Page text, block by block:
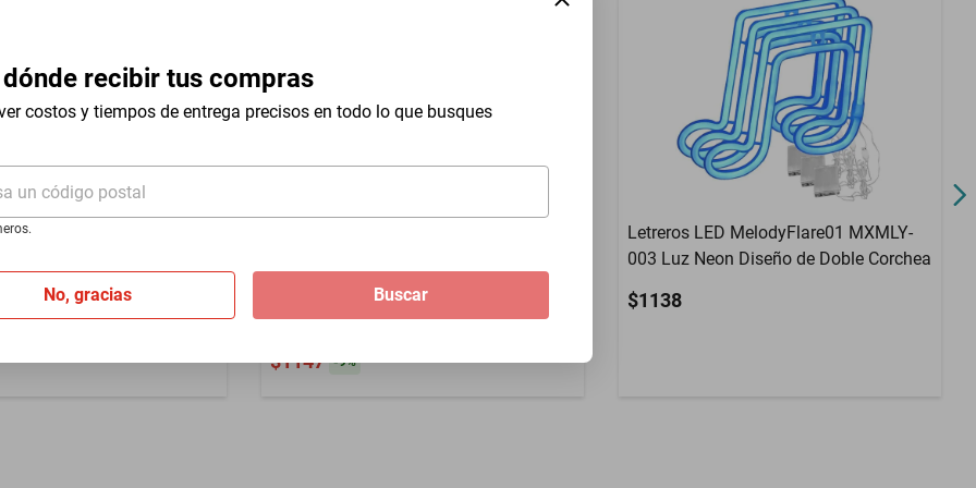
dónde recibir tus compras
costos y tiempos de entrega precisos en todo lo que busques
un código postal
No, gracias Buscar
por Defectos de
Vintage Cityluz Rubí
tocar la lámpara de velas de la Mesa de
café al aire libre del bar
$1147 -9%
Letreros LED MelodyFlare01 MXMLY-
003 Luz Neon Diseño de Doble Corchea
$1138